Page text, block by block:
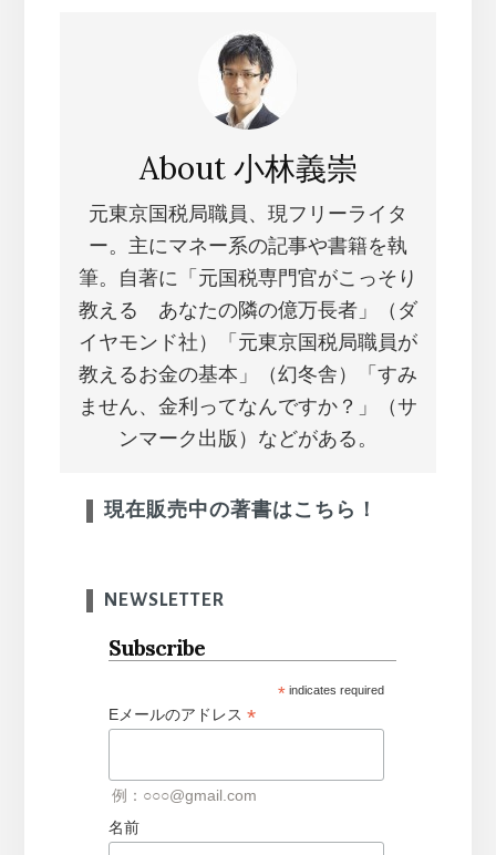
About小林義崇
元東京国税局職員、現フリーライタ
ー。主にマネー系の記事や書籍を執
筆。自著に「元国税専門官がこっそり
教える あなたの隣の億万長者」（ダ
イヤモンド社）「元東京国税局職員が
教えるお金の基本」（幻冬舎）「すみ
ません、金利ってなんですか？」（サ
ンマーク出版）などがある。
現在販売中の著書はこちら！
NEWSLETTER
Subscribe
* indicates required
Eメールのアドレス *
例：○○○@gmail.com
名前